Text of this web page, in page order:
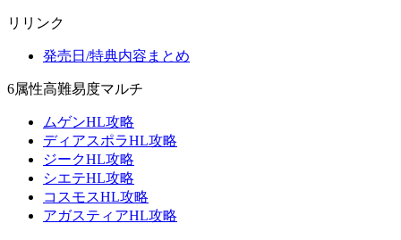
リリンク
発売日/特典内容まとめ
6属性高難易度マルチ
ムゲンHL攻略
ディアスポラHL攻略
ジークHL攻略
シエテHL攻略
コスモスHL攻略
アガスティアHL攻略